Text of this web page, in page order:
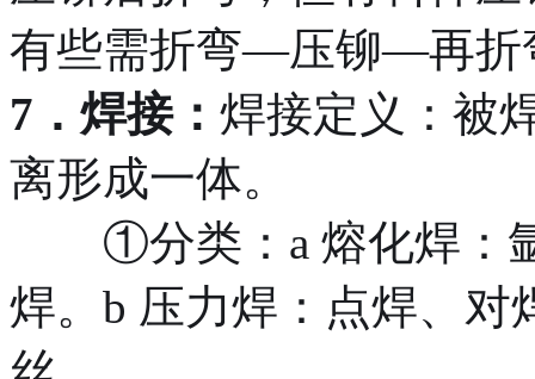
有些需折弯—压铆—再折
7．焊接： 焊接定义：被
离形成一体。
①分类：a 熔化焊：氩
焊。b 压力焊：点焊、对